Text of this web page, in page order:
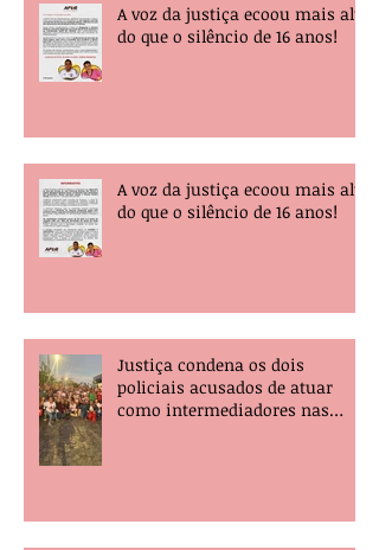
A voz da justiça ecoou mais alta
do que o silêncio de 16 anos!
A voz da justiça ecoou mais alta
do que o silêncio de 16 anos!
Justiça condena os dois
policiais acusados de atuar
como intermediadores nas